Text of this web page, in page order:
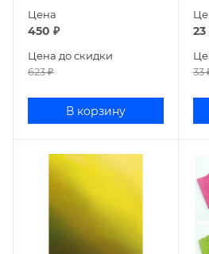
Цена
450 ₽
Цена до скидки
623₽
В корзину
23
33